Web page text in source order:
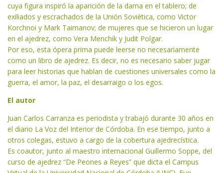
cuya figura inspiró la aparición de la dama en el tablero; de
exiliados y escrachados de la Unión Soviética, como Victor
Korchnoi y Mark Taimanov; de mujeres que se hicieron un lugar
en el ajedrez, como Vera Menchik y Judit Polgar.
Por eso, esta ópera prima puede leerse no necesariamente
como un libro de ajedrez. Es decir, no es necesario saber jugar
para leer historias que hablan de cuestiones universales como la
guerra, el amor, la paz, el desarraigo o los egos.
El autor
Juan Carlos Carranza es periodista y trabajó durante 30 años en
el diario La Voz del Interior de Córdoba. En ese tiempo, junto a
otros colegas, estuvo a cargo de la cobertura ajedrecística.
Es coautor, junto al maestro internacional Guillermo Soppe, del
curso de ajedrez “De Peones a Reyes” que dicta el Campus